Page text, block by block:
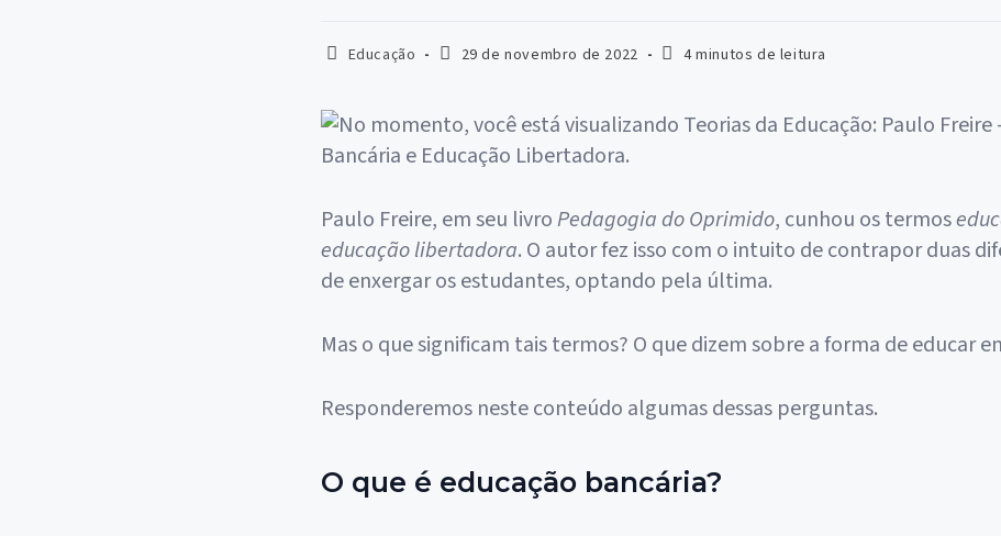
Categoria
Educação
Post29 de novembro de 2022
Tempo
4 minutos de leitura
Paulo Freire, em seu livroPedagogia do Oprimido, cunhou os termos
educação libertadora. O autor fez isso com o intuito de contrapor duas
de enxergar os estudantes, optando pela última.
Mas o que significam tais termos? O que dizem sobre a forma de educar
Responderemos neste conteúdo algumas dessas perguntas.
O que é educação bancária?